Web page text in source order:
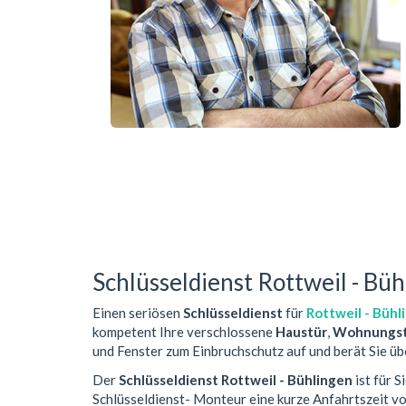
Schlüsseldienst Rottweil -
Einen seriösen Schlüsseldienst für Rottweil -
kompetent Ihre verschlossene Haustür,
und Fenster zum Einbruchschutz auf und berät Sie
DerSchlüsseldienst Rottweil - Bühlingen ist für
Schlüsseldienst- Monteur eine kurze Anfahrtszeit